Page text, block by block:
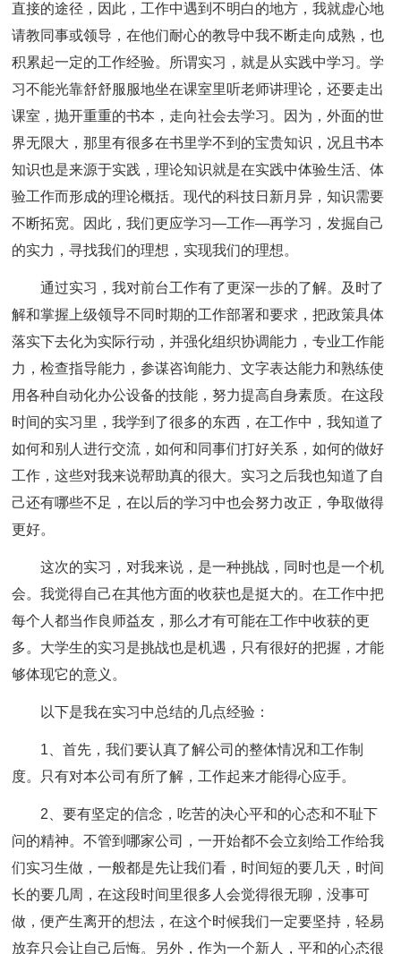
直接的途径，因此，工作中遇到不明白的地方，我就虚心地
请教同事或领导，在他们耐心的教导中我不断走向成熟，也
积累起一定的工作经验。所谓实习，就是从实践中学习。学
习不能光靠舒舒服服地坐在课室里听老师讲理论，还要走出
课室，抛开重重的书本，走向社会去学习。因为，外面的世
界无限大，那里有很多在书里学不到的宝贵知识，况且书本
知识也是来源于实践，理论知识就是在实践中体验生活、体
验工作而形成的理论概括。现代的科技日新月异，知识需要
不断拓宽。因此，我们更应学习—工作—再学习，发掘自己
的实力，寻找我们的理想，实现我们的理想。
通过实习，我对前台工作有了更深一歩的了解。及时了
解和掌握上级领导不同时期的工作部署和要求，把政策具体
落实下去化为实际行动，并强化组织协调能力，专业工作能
力，检查指导能力，参谋咨询能力、文字表达能力和熟练使
用各种自动化办公设备的技能，努力提高自身素质。在这段
时间的实习里，我学到了很多的东西，在工作中，我知道了
如何和别人进行交流，如何和同事们打好关系，如何的做好
工作，这些对我来说帮助真的很大。实习之后我也知道了自
己还有哪些不足，在以后的学习中也会努力改正，争取做得
更好。
这次的实习，对我来说，是一种挑战，同时也是一个机
会。我觉得自己在其他方面的收获也是挺大的。在工作中把
每个人都当作良师益友，那么才有可能在工作中收获的更
多。大学生的实习是挑战也是机遇，只有很好的把握，才能
够体现它的意义。
以下是我在实习中总结的几点经验：
1、首先，我们要认真了解公司的整体情况和工作制
度。只有对本公司有所了解，工作起来才能得心应手。
2、要有坚定的信念，吃苦的决心平和的心态和不耻下
问的精神。不管到哪家公司，一开始都不会立刻给工作给我
们实习生做，一般都是先让我们看，时间短的要几天，时间
长的要几周，在这段时间里很多人会觉得很无聊，没事可
做，便产生离开的想法，在这个时候我们一定要坚持，轻易
放弃只会让自己后悔。另外，作为一个新人，平和的心态很